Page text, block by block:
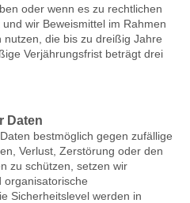
oder wenn es zu rechtlichen
wir Beweismittel im Rahmen
die bis zu dreißig Jahre
Verjährungsfrist beträgt drei
Daten
bestmöglich gegen zufällige
Verlust, Zerstörung oder den
zu schützen, setzen wir
organisatorische
Sicherheitslevel werden in